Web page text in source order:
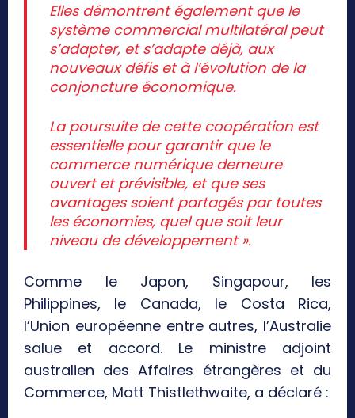
Elles démontrent également que le
système commercial multilatéral peut
s’adapter, et s’adapte déjà, aux
nouveaux défis et à l’évolution de la
conjoncture économique.
La poursuite de cette coopération est
essentielle pour garantir que le
commerce numérique demeure
ouvert et prévisible, et que ses
avantages soient partagés par toutes
les économies, quel que soit leur
niveau de développement ».
Comme le Japon, Singapour, les
Philippines, le Canada, le Costa Rica,
l’Union européenne entre autres, l’Australie
salue et accord. Le ministre adjoint
australien des Affaires étrangères et du
Commerce, Matt Thistlethwaite, a déclaré :